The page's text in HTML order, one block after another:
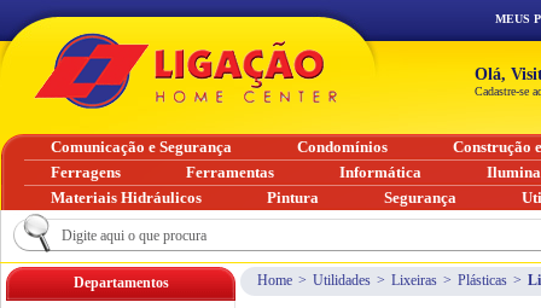
Home > Utilidades > Lixeiras > Plásticas >
Departamentos
MEUS
Olá,
Cadastre-se
Comunicação e Segurança Condomínios
Construção
Ferragens
Ferramentas Informática
Materiais Hidráulicos
Pintura Segurança